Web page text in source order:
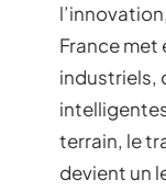
France met
industriels,
terrain, le
devient un